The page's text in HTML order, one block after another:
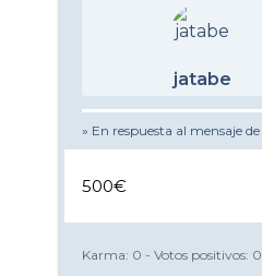
jatabe
» En respuesta al mensaje de
500€
Karma: 0 - Votos positivos: 0